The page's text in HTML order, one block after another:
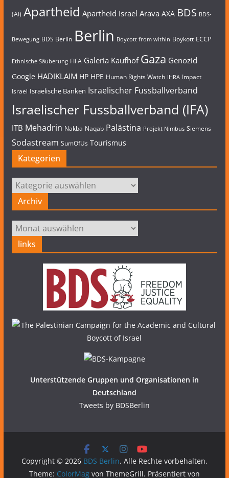
(AI) Apartheid Apartheid Israel Arava AXA BDS BDS-
Bewegung BDS Berlin Berlin Boycott from within Boykott ECCP
Ethnische Säuberung FIFA Galeria Kaufhof Gaza Genozid
Google HADIKLAIM HP HPE Human Rights Watch IHRA Impact
Israel Israelische Banken Israelischer Fussballverband
Israelischer Fussballverband (IFA)
ITB Mehadrin Nakba Naqab Palästina Projekt Nimbus Siemens
Sodastream SumOfUs Tourismus
Kategorien
Kategorien
Archiv
Archiv
links
Unterstützende Gruppen und Organisationen in
Deutschland
Tweets by BDSBerlin
Copyright © 2026 BDS Berlin. Alle Rechte vorbehalten.
Theme: ColorMagvon ThemeGrill. Präsentiert von